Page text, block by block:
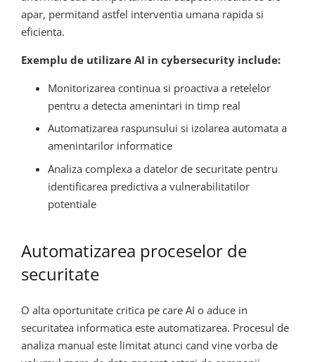
apar, permitand astfel interventia umana rapida si
eficienta.
Exemplu de utilizare AI in cybersecurity include:
Monitorizarea continua si proactiva a retelelor
pentru a detecta amenintari in timp real
Automatizarea raspunsului si izolarea automata a
amenintarilor informatice
Analiza complexa a datelor de securitate pentru
identificarea predictiva a vulnerabilitatilor
potentiale
Automatizarea proceselor de
securitate
O alta oportunitate critica pe care AI o aduce in
securitatea informatica este automatizarea. Procesul de
analiza manual este limitat atunci cand vine vorba de